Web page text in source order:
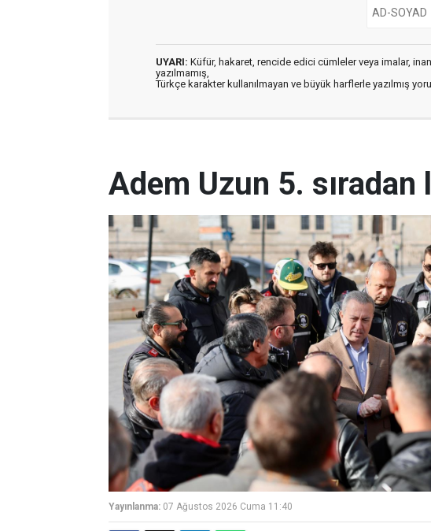
UYARI: Küfür, hakaret, rencide edici cümleler veya imalar,
yazılmamış,
Türkçe karakter kullanılmayan ve büyük harflerle yazılmış
Adem Uzun 5.
Yayınlanma: 07 Ağustos 2026 Cuma 11:40